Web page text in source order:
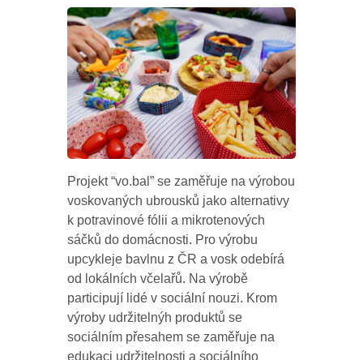
Projekt “vo.bal” se zaměřuje na výrobou
voskovaných ubrousků jako alternativy
k potravinové fólii a mikrotenových
sáčků do domácnosti. Pro výrobu
upcykleje bavlnu z ČR a vosk odebírá
od lokálních včelařů. Na výrobě
participují lidé v sociální nouzi. Krom
výroby udržitelnýh produktů se
sociálním přesahem se zaměřuje na
edukaci udržitelnosti a sociálního